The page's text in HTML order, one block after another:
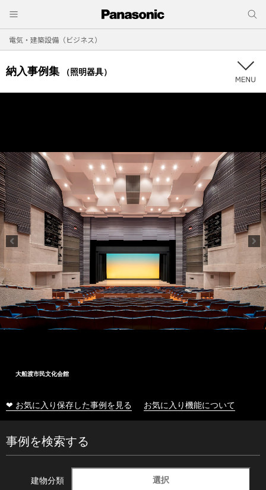
電気・建築設備（ビジネス）
納入事例集 （照明器具）
大船渡市民文化会館
❤ お気に入り保存した事例を見る お気に入り機能について
事例を検索する
建物分類 選択